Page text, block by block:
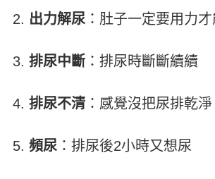
出力解尿 ：肚子一定要用力
排尿中斷 ：排尿時斷斷續續
排尿不清 ：感覺沒把尿排乾淨
頻尿 ：排尿後2小時又想尿